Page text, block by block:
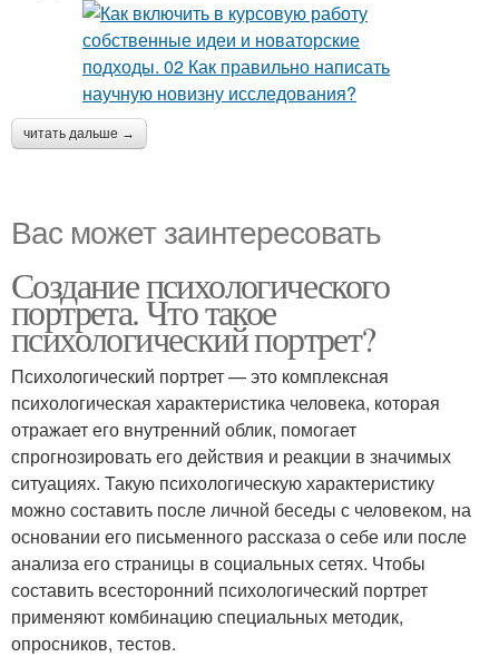
читать дальше →
Вас может заинтересовать
Создание психологического
портрета. Что такое
психологический портрет?
Психологический портрет — это комплексная
психологическая характеристика человека, которая
отражает его внутренний облик, помогает
спрогнозировать его действия и реакции в значимых
ситуациях. Такую психологическую характеристику
можно составить после личной беседы с человеком, на
основании его письменного рассказа о себе или после
анализа его страницы в социальных сетях. Чтобы
составить всесторонний психологический портрет
применяют комбинацию специальных методик,
опросников, тестов.